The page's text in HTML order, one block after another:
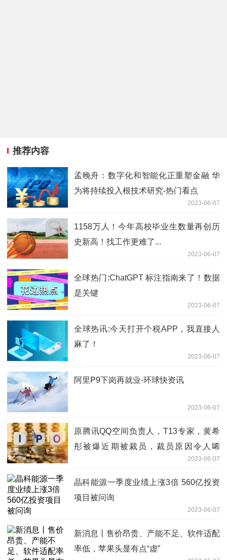
推荐内容
孟晚舟：数字化和智能化正重塑金融 华
为将持续投入根技术研究-热门看点
2023-06-07
1158万人！今年高校毕业生数量再创历
史新高！找工作更难了...
2023-06-07
全球热门:ChatGPT 标注指南来了！数据
是关键
2023-06-07
全球热讯:今天打开个税APP，我直接人
麻了！
2023-06-07
阿里P9下岗再就业-环球快资讯
2023-06-07
原腾讯QQ空间负责人，T13专家，黄希
彤被爆近期被裁员，裁员原因令人唏
2023-06-07
晶科能源一季度业绩上涨3倍 560亿投资
项目被问询
2023-06-07
新消息丨售价昂贵、产能不足、软件适配
率低，苹果头显有点“虚”